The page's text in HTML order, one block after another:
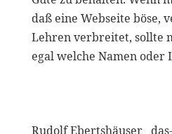
daß eine Webseite böse,
Lehren verbreitet, sollte
egal welche Namen oder
Rudolf Ebertshäuser